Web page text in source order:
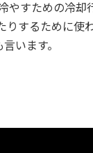
やすための冷
りするために使
言います。